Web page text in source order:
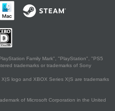
Family Mark", "PlayStation", "PS5
trademarks or trademarks of Sony
logo and XBOX Series X|S are trademarks
of Microsoft Corporation in the United